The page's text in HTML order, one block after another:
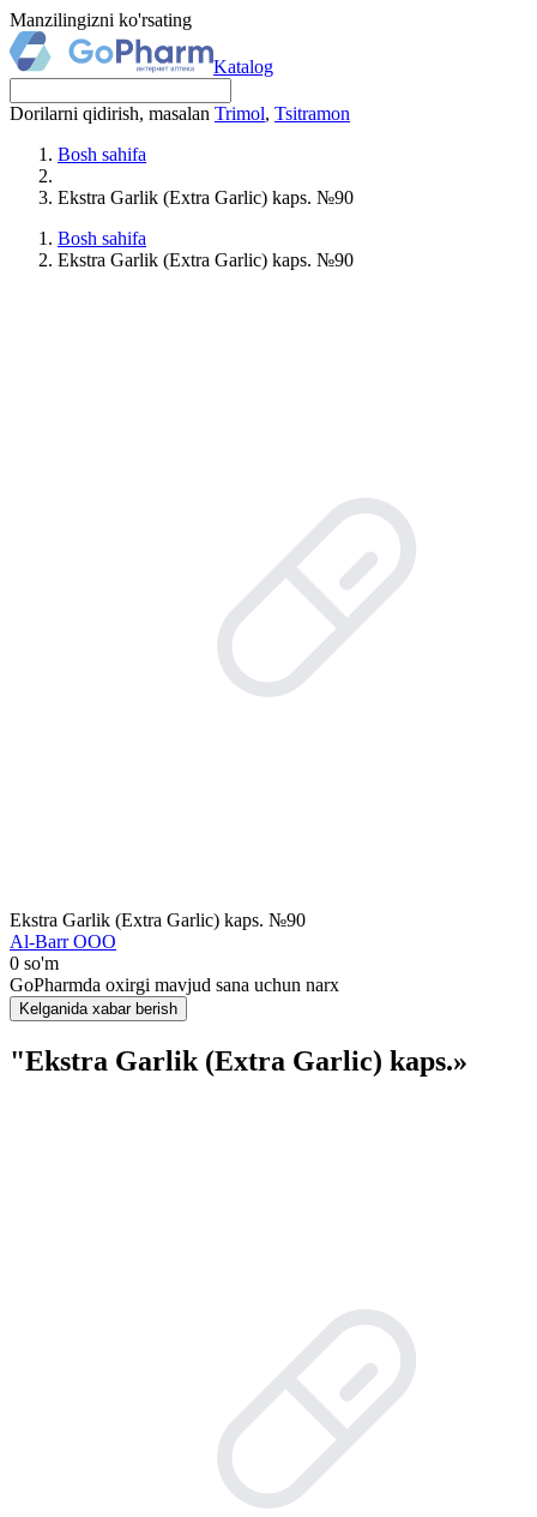
Manzilingizni ko'rsating
Katalog
Dorilarni qidirish, masalan Trimol, Tsitramon
Bosh sahifa
Ekstra Garlik (Extra Garlic) kaps. №90
Bosh sahifa
Ekstra Garlik (Extra Garlic) kaps. №90
Ekstra Garlik (Extra Garlic) kaps. №90
Al-Barr ООО
0 so'm
GoPharmda oxirgi mavjud sana uchun narx
Kelganida xabar berish
"Ekstra Garlik (Extra Garlic) kaps.»